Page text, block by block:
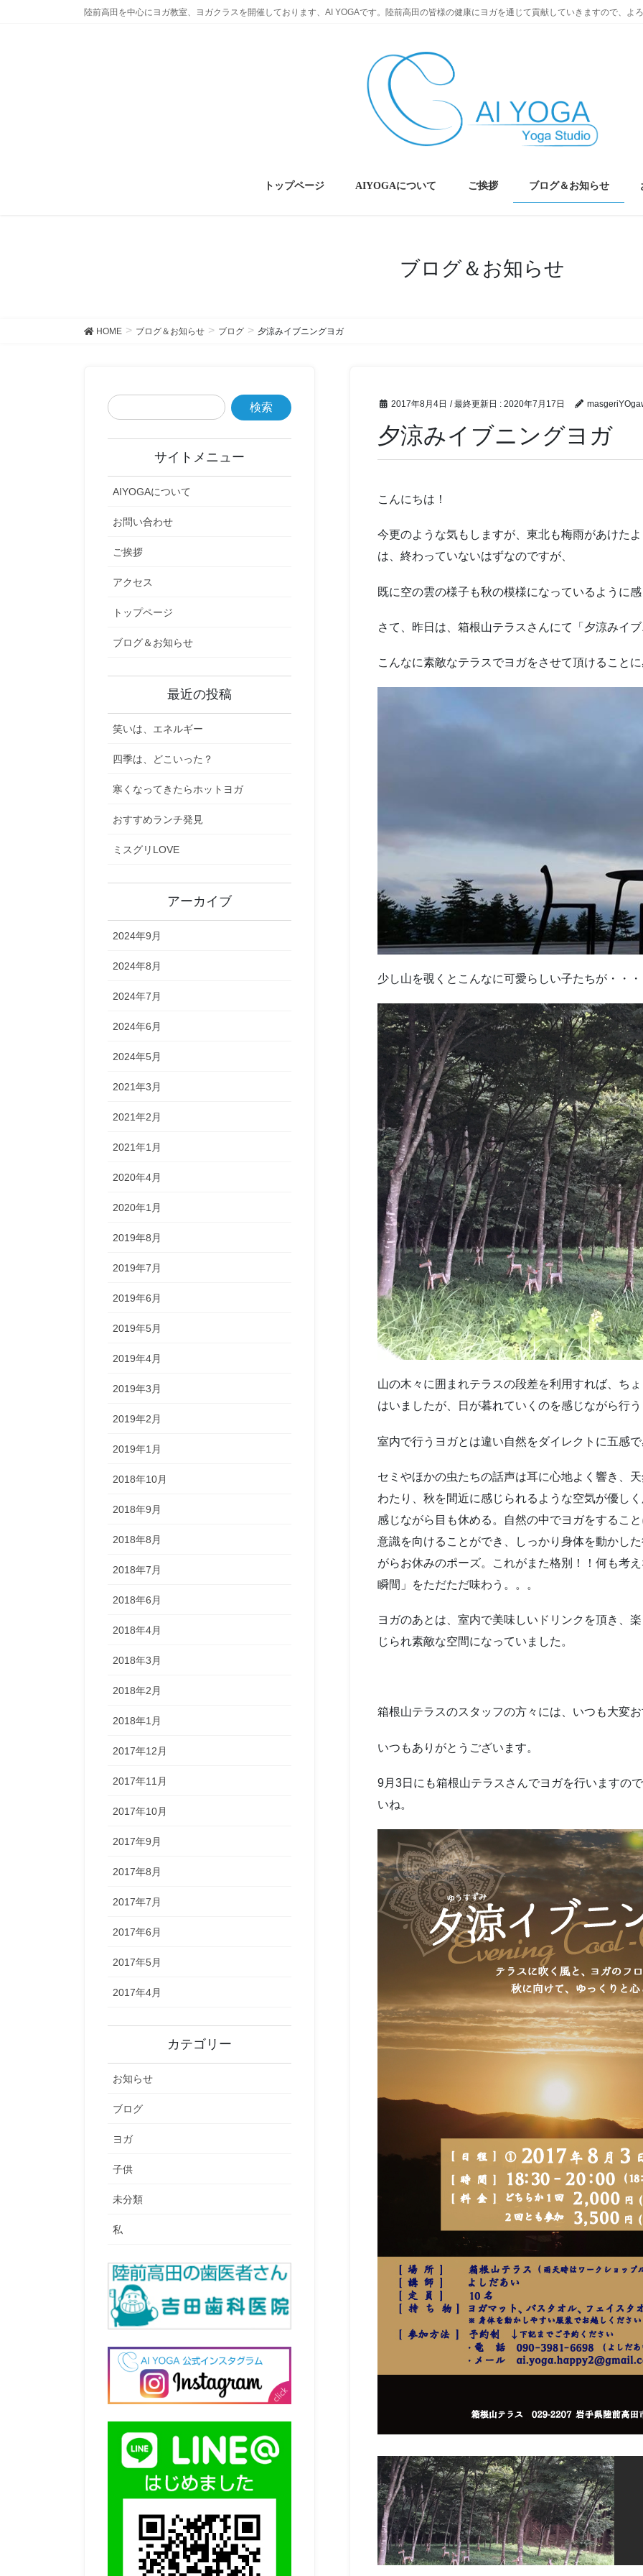
陸前高田を中心にヨガ教室、ヨガクラスを開催しております、AI YOGAです。陸前高田の皆様の健康にヨガを通じて貢献していきますので、よ
トップページ AIYOGAについて ご挨拶 ブログ＆お知らせ
ブログ＆お知らせ
HOME ブログ＆お知らせ ブログ 夕涼みイブニングヨガ
2017年8月4日 / 最終更新日 :2020年7月17日
夕涼みイブニングヨガ
こんにちは！
今更のような気もしますが、東北も梅雨があけた
は、終わっていないはずなのですが、
既に空の雲の様子も秋の模様になっているように
さて、昨日は、箱根山テラスさんにて「夕涼みイ
こんなに素敵なテラスでヨガをさせて頂けること
少し山を覗くとこんなに可愛らしい子たちが・・・
山の木々に囲まれテラスの段差を利用すれば、ち
はいましたが、日が暮れていくのを感じながら行
室内で行うヨガとは違い自然をダイレクトに五感
セミやほかの虫たちの話声は耳に心地よく響き、
わたり、秋を間近に感じられるような空気が優し
感じながら目も休める。自然の中でヨガをするこ
意識を向けることができ、しっかり身体を動かし
がらお休みのポーズ。これがまた格別！！何も考
瞬間」をただただ味わう。。。
ヨガのあとは、室内で美味しいドリンクを頂き、
じられ素敵な空間になっていました。
箱根山テラスのスタッフの方々には、いつも大変
いつもありがとうございます。
9月3日にも箱根山テラスさんでヨガを行いますの
いね。
サイトメニュー
AIYOGAについて
お問い合わせ
ご挨拶
アクセス
トップページ
ブログ＆お知らせ
最近の投稿
笑いは、エネルギー
四季は、どこいった？
寒くなってきたらホットヨガ
おすすめランチ発見
ミスグリLOVE
アーカイブ
2024年9月
2024年8月
2024年7月
2024年6月
2024年5月
2021年3月
2021年2月
2021年1月
2020年4月
2020年1月
2019年8月
2019年7月
2019年6月
2019年5月
2019年4月
2019年3月
2019年2月
2019年1月
2018年10月
2018年9月
2018年8月
2018年7月
2018年6月
2018年4月
2018年3月
2018年2月
2018年1月
2017年12月
2017年11月
2017年10月
2017年9月
2017年8月
2017年7月
2017年6月
2017年5月
2017年4月
カテゴリー
お知らせ
ブログ
ヨガ
子供
未分類
私